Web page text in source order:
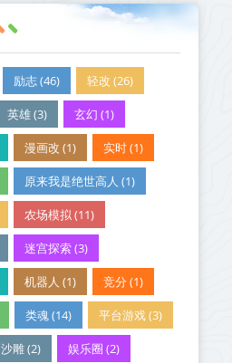
励志 (46) 轻改 (26)
英雄 (3) 玄幻 (1)
漫画改 (1) 实时 (1)
原来我是绝世高人 (1)
农场模拟 (11)
迷宫探索 (3)
机器人 (1) 竞分 (1)
类魂 (14) 平台游戏 (3)
沙雕 (2) 娱乐圈 (2)